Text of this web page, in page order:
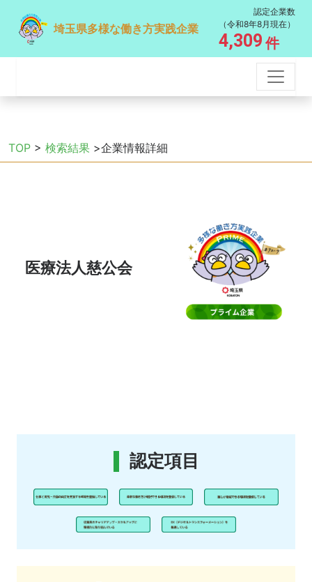
埼玉県多様な働き方実践企業
認定企業数
（令和8年8月現在）
4,309 件
TOP > 検索結果 >企業情報詳細
医療法人慈公会
認定項目